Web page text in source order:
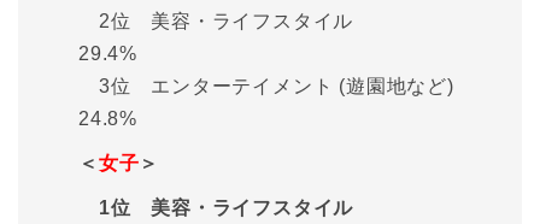
2位 美容・ライフスタイル
29.4%
3位 エンターテイメント (遊園地など)
24.8%
＜ 女子 ＞
1位 美容・ライフスタイル